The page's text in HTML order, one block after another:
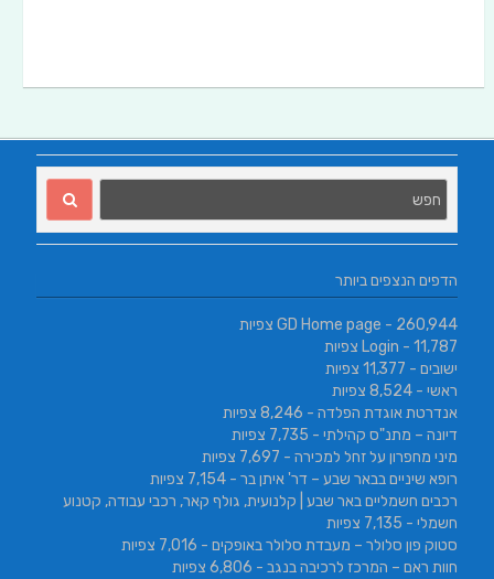
הדפים הנצפים ביותר
GD Home page - 260,944 צפיות
Login - 11,787 צפיות
ישובים - 11,377 צפיות
ראשי - 8,524 צפיות
אנדרטת אוגדת הפלדה - 8,246 צפיות
דיונה – מתנ"ס קהילתי - 7,735 צפיות
מיני מחפרון על זחל למכירה - 7,697 צפיות
רופא שיניים בבאר שבע – דר' איתן בר - 7,154 צפיות
רכבים חשמליים באר שבע | קלנועית, גולף קאר, רכבי עבודה, קטנוע
חשמלי - 7,135 צפיות
סטוק פון סלולר – מעבדת סלולר באופקים - 7,016 צפיות
חוות ראם – המרכז לרכיבה בנגב - 6,806 צפיות